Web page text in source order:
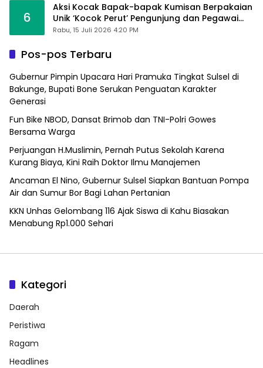
6
Aksi Kocak Bapak-bapak Kumisan Berpakaian
Unik ‘Kocok Perut’ Pengunjung dan Pegawai
Alfamart, Ngaku Aktifkan Layar Sentuh Atm
Rabu, 15 Juli 2026 4:20 PM
Pos-pos Terbaru
Gubernur Pimpin Upacara Hari Pramuka Tingkat Sulsel di
Bakunge, Bupati Bone Serukan Penguatan Karakter
Generasi
Fun Bike NBOD, Dansat Brimob dan TNI-Polri Gowes
Bersama Warga
Perjuangan H.Muslimin, Pernah Putus Sekolah Karena
Kurang Biaya, Kini Raih Doktor Ilmu Manajemen
Ancaman El Nino, Gubernur Sulsel Siapkan Bantuan Pompa
Air dan Sumur Bor Bagi Lahan Pertanian
KKN Unhas Gelombang 116 Ajak Siswa di Kahu Biasakan
Menabung Rp1.000 Sehari
Kategori
Daerah
Peristiwa
Ragam
Headlines